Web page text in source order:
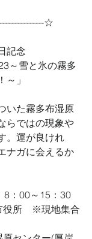
☆
記念
～雪と氷の霧多
」
いた霧多布湿原
らではの現象や
。運が良けれ
ナガに会えるか
8：00～15：30
役所　※現地集合